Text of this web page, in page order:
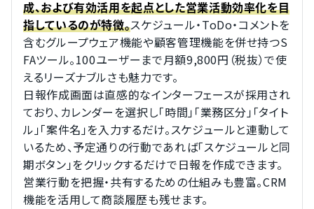
成、および有効活用を起点とした営業活動効率化を目
指しているのが特徴。スケジュール・ToDo・コメントを
含むグループウェア機能や顧客管理機能を併せ持つS
FAツール。100ユーザーまで月額9,800円（税抜）で使
えるリーズナブルさも魅力です。
日報作成画面は直感的なインターフェースが採用され
ており、カレンダーを選択し「時間」「業務区分」「タイト
ル」「案件名」を入力するだけ。スケジュールと連動して
いるため、予定通りの行動であれば「スケジュールと同
期ボタン」をクリックするだけで日報を作成できます。
営業行動を把握・共有するための仕組みも豊富。CRM
機能を活用して商談履歴も残せます。